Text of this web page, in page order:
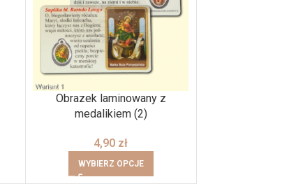
Obrazek laminowany z
medalikiem (2)
4,90 zł
WYBIERZ OPCJE